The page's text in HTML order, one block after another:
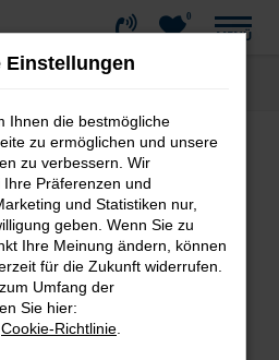
0
MENÜ
Error
aufgetreten.
die dir helfen können:
und deine
zum Beispiel deine
Einstellungen
Ihnen die bestmögliche
zu ermöglichen und unsere
zu verbessern. Wir
Präferenzen und
und Statistiken nur,
geben. Wenn Sie zu
Ihre Meinung ändern, können
für die Zukunft widerrufen.
Umfang der
Sie hier:
Cookie-Richtlinie